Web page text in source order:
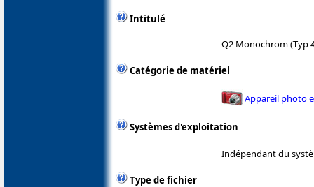
Intitulé
Q2 Monochrom (Typ
Catégorie de matériel
Appareil photo
Systèmes d'exploitation
Indépendant du
Type de fichier